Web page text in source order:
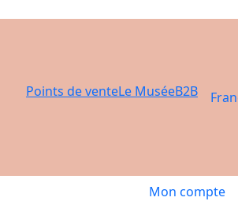
Points de venteLe MuséeB2B
Mon compte